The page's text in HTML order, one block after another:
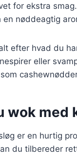
for ekstra smag.
en nøddeagtig
efter hvad du
eller
wok med
er en hurtig
du tilbereder